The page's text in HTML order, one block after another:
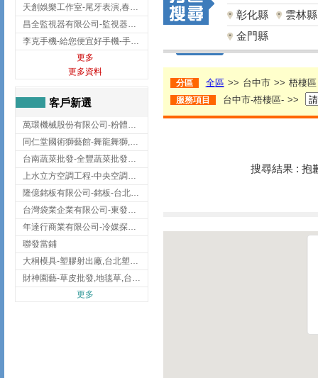
天創娛樂工作室-尾牙表演,春酒表演,板橋尾牙表演
昌全監視器有限公司-監視器安裝,高雄監視器安裝,鳳山區監視器安裝
李克手機-給您便宜好手機-手機收購,屏東手機收購
更多
更多資料
客戶新選
萬環機械股份有限公司-粉體塗裝設備,輸送機,輸送機設備,台南輸送機
同仁堂國術獅藝館-舞龍舞獅,台中舞龍舞獅
台南蔬菜批發-全豐蔬菜批發專送/台南蔬菜箱宅配到府
上水立方空調工程-中央空調規劃,台北中央空調規劃
隆億銘板有限公司-銘板-台北銘板-板橋銘板
台灣袋業企業有限公司-東發企業社/台中太空袋/太空包
年達行商業有限公司-冷媒探漏儀,壓力錶組,真空泵浦,台北冷凍空調材料
聯發當鋪
大桐模具-塑膠射出廠,台北塑膠射出廠
財神園藝-草皮批發,地毯草,台北草,彰化地毯草,彰化台北草
更多
彰化縣
雲林縣
金門縣
分區 全區 >> 台中市 >> 梧棲區
服務項目 台中市-梧棲區- >>
搜尋結果 : 抱